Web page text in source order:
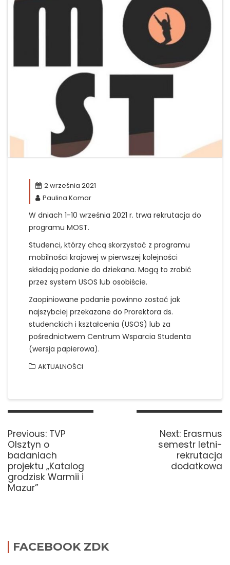
2 września 2021
Paulina Komar
W dniach 1-10 września 2021 r. trwa rekrutacja do
programu MOST.
Studenci, którzy chcą skorzystać z programu
mobilności krajowej w pierwszej kolejności
składają podanie do dziekana. Mogą to zrobić
przez system USOS lub osobiście.
Zaopiniowane podanie powinno zostać jak
najszybciej przekazane do Prorektora ds.
studenckich i kształcenia (USOS) lub za
pośrednictwem Centrum Wsparcia Studenta
(wersja papierowa).
AKTUALNOŚCI
Nawigacja
Previous: Previous
post:
TVP
Olsztyn o
badaniach
projektu „Katalog
grodzisk Warmii i
Mazur”
Next: Next
post:
Erasmus
semestr letni-
rekrutacja
dodatkowa
FACEBOOK ZDK